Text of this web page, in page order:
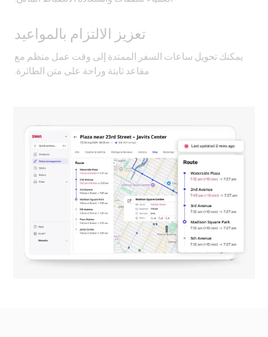
تعزيز الالتزام بالمواعيد
يمكنك تحويل ساعات السفر الممتدة إلى وقت عمل منظم مع
مقاعد ثابتة وراحة على متن الطائرة.